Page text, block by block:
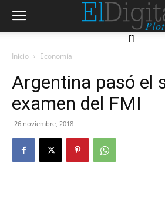
[]
Inicio Economía
Argentina pasó el
examen del FMI
26 noviembre, 2018